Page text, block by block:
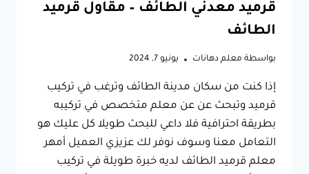
قرميد معدني الطائف – مقاول قرميد
الطائف
بواسطة معلم دهانات يونيو 7, 2024
إذا كنت من سكان مدينة الطائف وترغب في تركيب
قرميد وتبحث عن عن معلم متخصص في تركيبه
بطريقة احترافية فلا داعي للبحث طويلا كل عليك هو
التعامل معنا وسوف نوفر لك عزيزي العميل أمهر
معلم قرميد الطائف لديه خبرة طويلة في تركيب